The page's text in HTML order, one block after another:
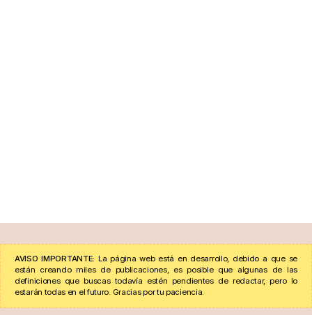
AVISO IMPORTANTE: La página web está en desarrollo, debido a que se
están creando miles de publicaciones, es posible que algunas de las
definiciones que buscas todavía estén pendientes de redactar, pero lo
estarán todas en el futuro. Gracias por tu paciencia.